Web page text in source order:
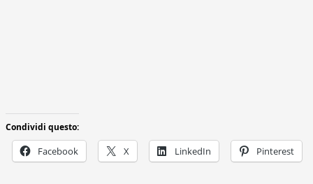
Condividi questo:
Facebook X LinkedIn Pinterest